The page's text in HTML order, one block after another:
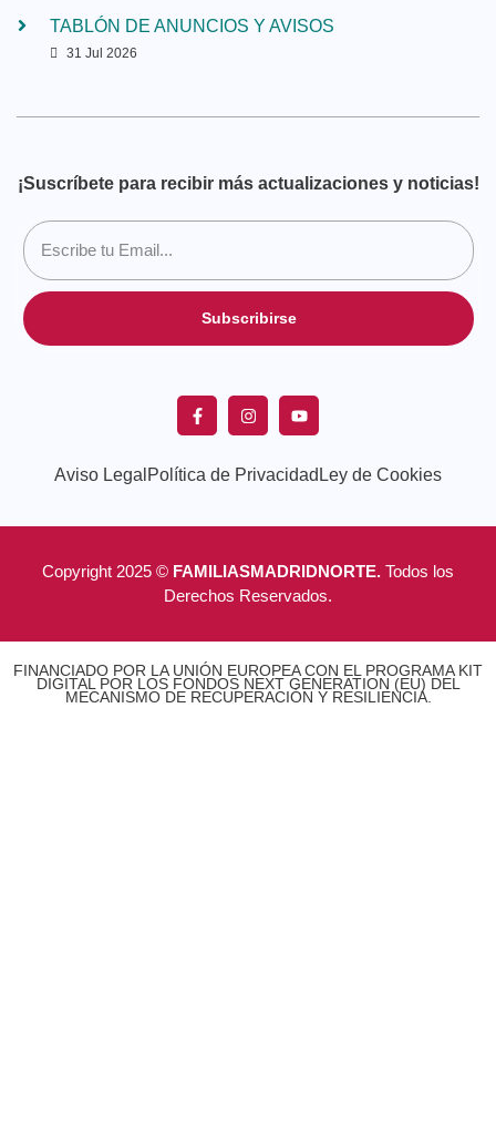
TABLÓN DE ANUNCIOS Y AVISOS
31 Jul 2026
¡Suscríbete para recibir más actualizaciones y noticias!
Subscribirse
Aviso Legal Política de Privacidad Ley de Cookies
Copyright 2025 © FAMILIASMADRIDNORTE. Todos los
Derechos Reservados.
FINANCIADO POR LA UNIÓN EUROPEA CON EL PROGRAMA KIT
DIGITAL POR LOS FONDOS NEXT GENERATION (EU) DEL
MECANISMO DE RECUPERACIÓN Y RESILIENCIA.